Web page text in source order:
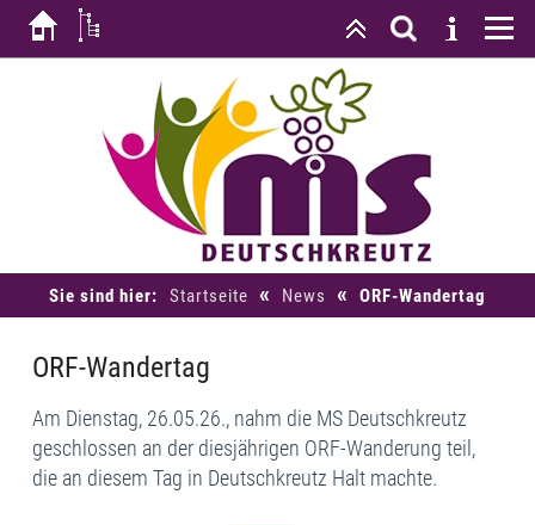
Sie sind hier: Startseite « News « ORF-Wandertag
ORF-Wandertag
Am Dienstag, 26.05.26., nahm die MS Deutschkreutz
geschlossen an der diesjährigen ORF-Wanderung teil,
die an diesem Tag in Deutschkreutz Halt machte.